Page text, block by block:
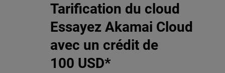
Tarification du cloud
Essayez Akamai Cloud
avec un crédit de
100 USD*